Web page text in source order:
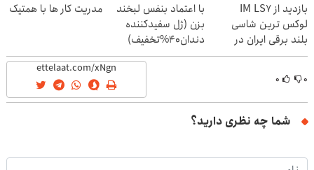
بازدید از IM LS7
لوکس ترین شاسی
بلند برقی ایران در
باشگاه انقلاب
با اعتماد بنفس لبخند
بزن (ژل سفیدکننده
دندان40%تخفیف)
مدریت کار ها با همتیک
۰ ۰
شما چه نظری دارید؟